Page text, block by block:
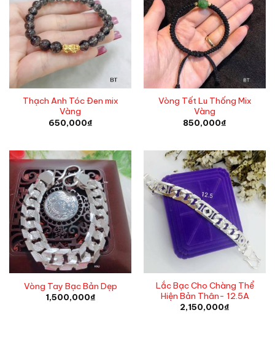
Thạch Anh Tóc Đen mix
Vàng
650,000₫
Vòng Tết Lu Thống Mix
Vàng
850,000₫
Vòng Tay Bạc Bản Dẹp
1,500,000₫
Lắc Bạc Cho Chàng Thể
Hiện Bản Thân- 12.5A
2,150,000₫